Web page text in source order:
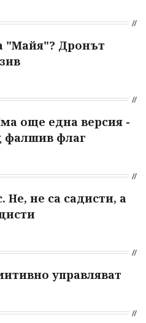
"Майя"? Дронът
още една версия -
фалшив флаг
не са садисти, а
управляват